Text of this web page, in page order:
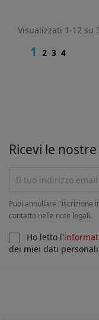
Visualizzati 1-12 su
1 2 3 4
Ricevi le
Puoi annullare l'iscrizione
contatto nelle note legali.
Ho letto l'
dei miei dati personali